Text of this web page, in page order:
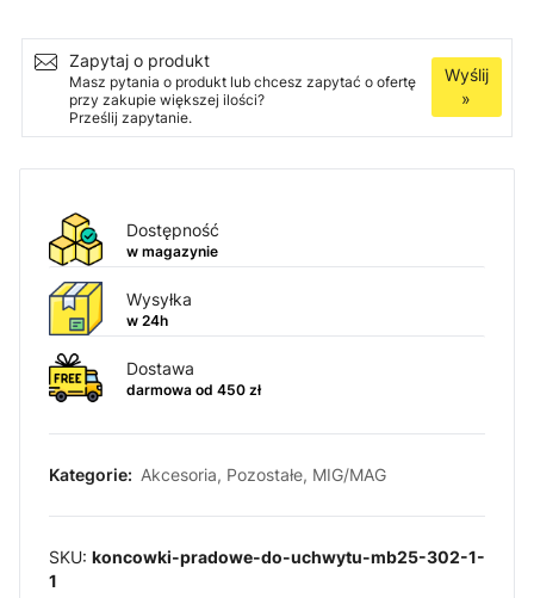
Zapytaj o produkt
Masz pytania o produkt lub chcesz zapytać o ofertę
przy zakupie większej ilości?
Prześlij zapytanie.
Wyślij
»
Dostępność
w magazynie
Wysyłka
w 24h
Dostawa
darmowa od 450 zł
Kategorie: Akcesoria, Pozostałe, MIG/MAG
SKU: koncowki-pradowe-do-uchwytu-mb25-302-1-
1